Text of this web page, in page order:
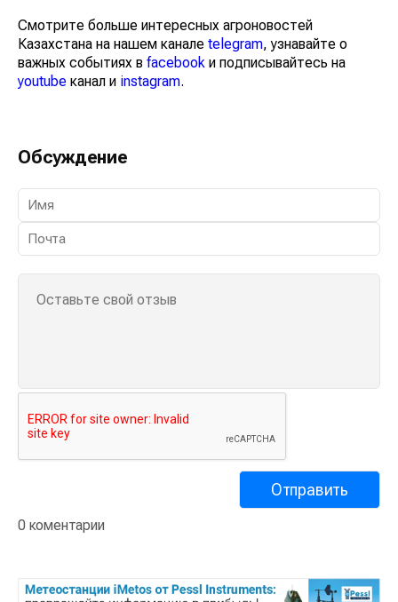
Казахстана на нашем каналеtelegram, узнавайте о
важных событиях вfacebookи подписывайтесь на
youtube канал иinstagram.